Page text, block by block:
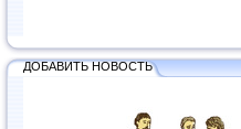
ДОБАВИТЬ НОВОСТЬ